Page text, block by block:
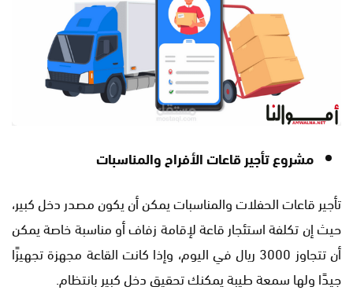
مشروع تأجير قاعات الأفراح والمناسبات
تأجير قاعات الحفلات والمناسبات يمكن أن يكون مصدر دخل كبير،
حيث إن تكلفة استئجار قاعة لإقامة زفاف أو مناسبة خاصة يمكن
أن تتجاوز 3000 ريال في اليوم، وإذا كانت القاعة مجهزة تجهيزًا
جيدًا ولها سمعة طيبة يمكنك تحقيق دخل كبير بانتظام.